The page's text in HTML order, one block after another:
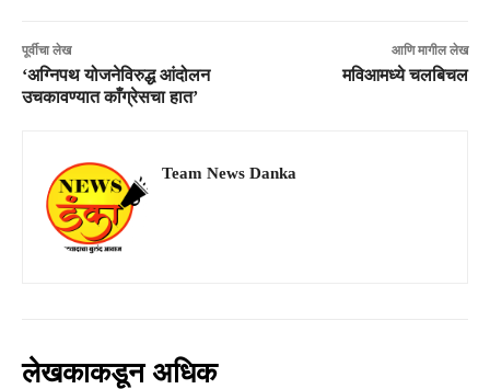
पूर्वीचा लेख
‘अग्निपथ योजनेविरुद्ध आंदोलन
उचकावण्यात काँग्रेसचा हात’
आणि मागील लेख
मविआमध्ये चलबिचल
Team News Danka
लेखकाकडून अधिक